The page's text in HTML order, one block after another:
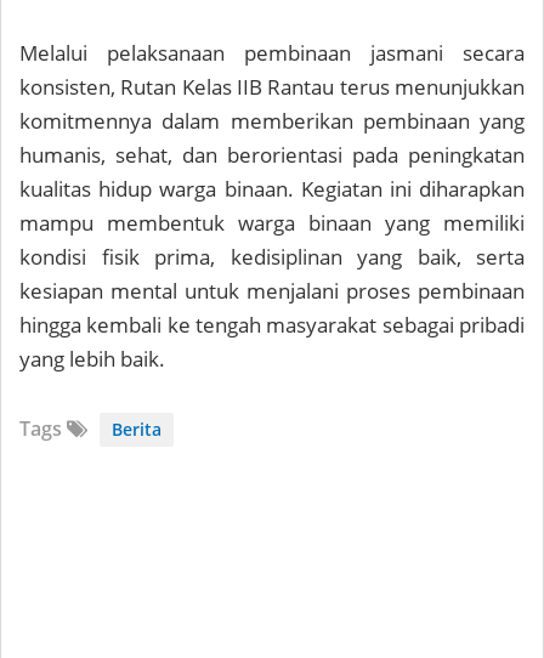
Melalui pelaksanaan pembinaan jasmani secara
konsisten, Rutan Kelas IIB Rantau terus menunjukkan
komitmennya dalam memberikan pembinaan yang
humanis, sehat, dan berorientasi pada peningkatan
kualitas hidup warga binaan. Kegiatan ini diharapkan
mampu membentuk warga binaan yang memiliki
kondisi fisik prima, kedisiplinan yang baik, serta
kesiapan mental untuk menjalani proses pembinaan
hingga kembali ke tengah masyarakat sebagai pribadi
yang lebih baik.
Tags Berita